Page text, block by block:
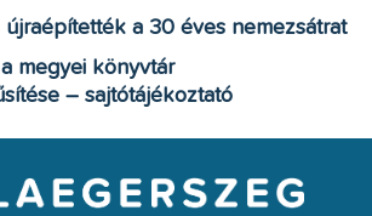
újraépítették a 30 éves nemezsátrat
megyei könyvtár
– sajtótájékoztató